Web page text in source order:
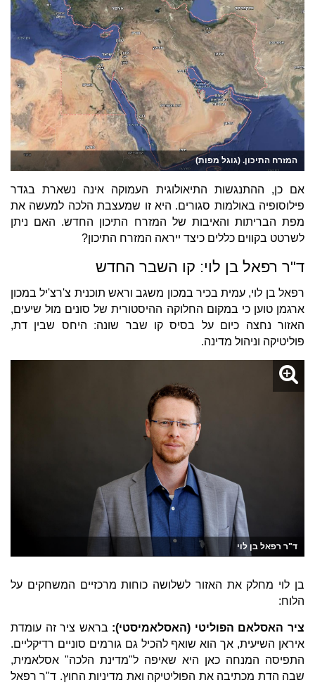
המזרח התיכון. (גוגל מפות)
אם כן, ההתנגשות התיאולוגית העמוקה אינה נשארת בגדר
פילוסופיה באולמות סגורים. היא זו שמעצבת הלכה למעשה את
מפת הבריתות והאיבות של המזרח התיכון החדש. האם ניתן
לשרטט בקווים כללים כיצד ייראה המזרח התיכון?
ד"ר רפאל בן לוי: קו השבר החדש
רפאל בן לוי, עמית בכיר במכון משגב וראש תוכנית צ'רצ'יל במכון
ארגמן טוען כי במקום החלוקה ההיסטורית של סונים מול שיעים,
האזור נחצה כיום על בסיס קו שבר שונה: היחס שבין דת,
פוליטיקה וניהול מדינה.
ד"ר רפאל בן לוי
בן לוי מחלק את האזור לשלושה כוחות מרכזיים המשחקים על
הלוח:
ציר האסלאם הפוליטי (האסלאמיסטי): בראש ציר זה עומדת
איראן השיעית, אך הוא שואף להכיל גם גורמים סוניים רדיקליים.
התפיסה המנחה כאן היא שאיפה ל"מדינת הלכה" אסלאמית,
שבה הדת מכתיבה את הפוליטיקה ואת מדיניות החוץ. ד"ר רפאל